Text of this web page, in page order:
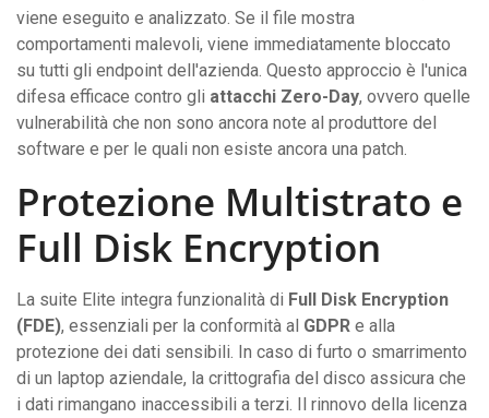
viene eseguito e analizzato. Se il file mostra
comportamenti malevoli, viene immediatamente bloccato
su tutti gli endpoint dell'azienda. Questo approccio è l'unica
difesa efficace contro gli attacchi Zero-Day, ovvero quelle
vulnerabilità che non sono ancora note al produttore del
software e per le quali non esiste ancora una patch.
Protezione Multistrato e
Full Disk Encryption
La suite Elite integra funzionalità di Full Disk Encryption
(FDE), essenziali per la conformità al GDPR e alla
protezione dei dati sensibili. In caso di furto o smarrimento
di un laptop aziendale, la crittografia del disco assicura che
i dati rimangano inaccessibili a terzi. Il rinnovo della licenza